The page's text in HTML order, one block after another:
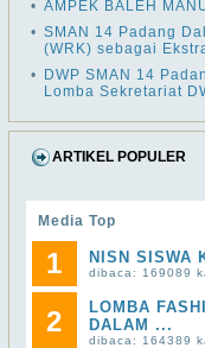
• AMPEK BALEH
• SMAN 14 Padang
(WRK) sebagai
•
DWP SMAN 14
Lomba Sekretariat
ARTIKEL POPULER
Media Top
1 NISN SISWA
dibaca: 169089
2
LOMBA
DALAM ...
dibaca: 164389